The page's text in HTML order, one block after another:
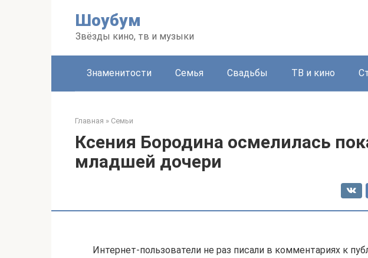
Шоубум
Звёзды кино, тв и музыки
Знаменитости Семья Свадьбы ТВ и кино
Главная » Семьи
Ксения Бородина осмелилась
младшей дочери
Интернет-пользователи не раз писали в комментариях к